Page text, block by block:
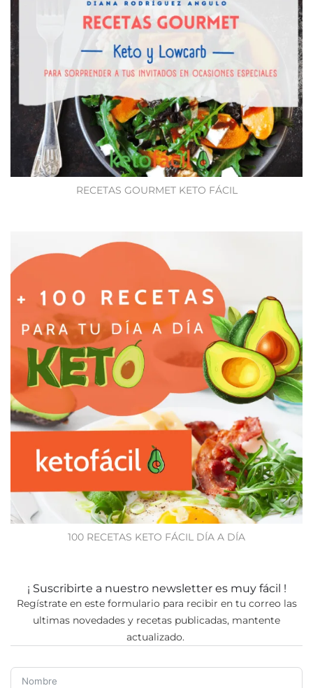
RECETAS GOURMET KETO FÁCIL
100 RECETAS KETO FÁCIL DÍA A DÍA
¡ Suscribirte a nuestro newsletter es muy fácil !
Regístrate en este formulario para recibir en tu correo las
ultimas novedades y recetas publicadas, mantente
actualizado.